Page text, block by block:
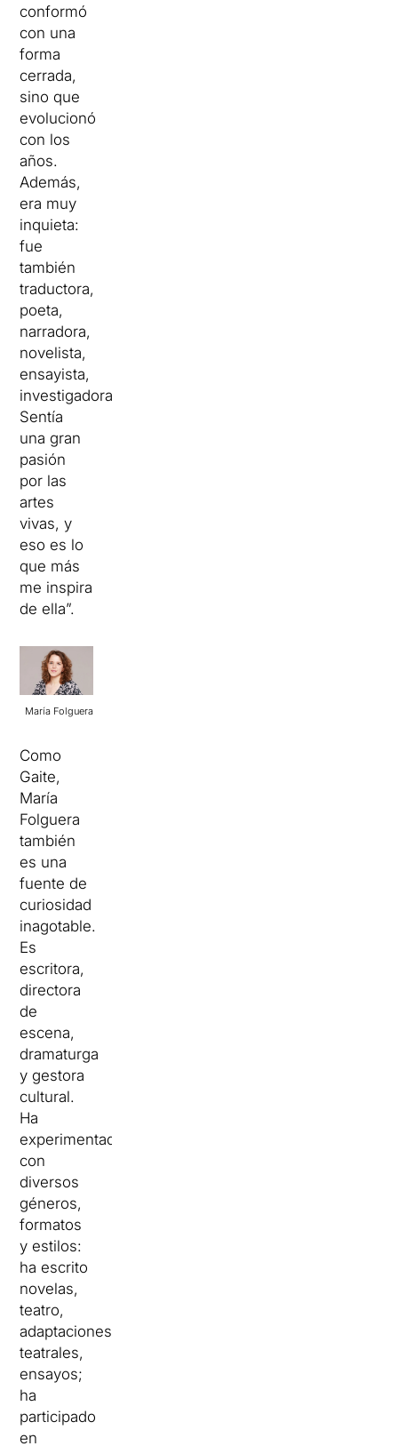
conformó
con una
forma
cerrada,
sino que
evolucionó
con los
años.
Además,
era muy
inquieta:
fue
también
traductora,
poeta,
narradora,
novelista,
ensayista,
investigadora…
Sentía
una gran
pasión
por las
artes
vivas, y
eso es lo
que más
me inspira
de ella”.
María Folguera
Como
Gaite,
María
Folguera
también
es una
fuente de
curiosidad
inagotable.
Es
escritora,
directora
de
escena,
dramaturga
y gestora
cultural.
Ha
experimentado
con
diversos
géneros,
formatos
y estilos:
ha escrito
novelas,
teatro,
adaptaciones
teatrales,
ensayos;
ha
participado
en